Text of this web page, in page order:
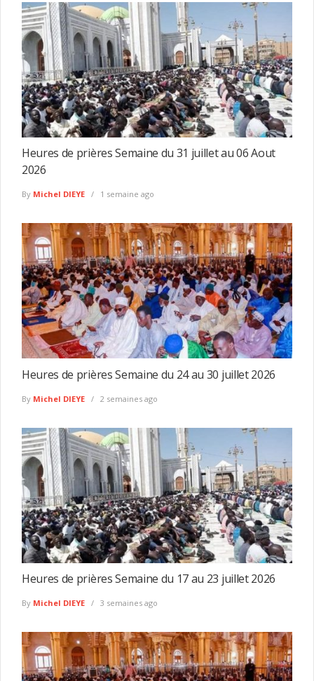
Heures de prières Semaine du 31 juillet au 06 Aout
2026
By Michel DIEYE 1 semaine ago
Heures de prières Semaine du 24 au 30 juillet 2026
By Michel DIEYE 2 semaines ago
Heures de prières Semaine du 17 au 23 juillet 2026
By Michel DIEYE 3 semaines ago